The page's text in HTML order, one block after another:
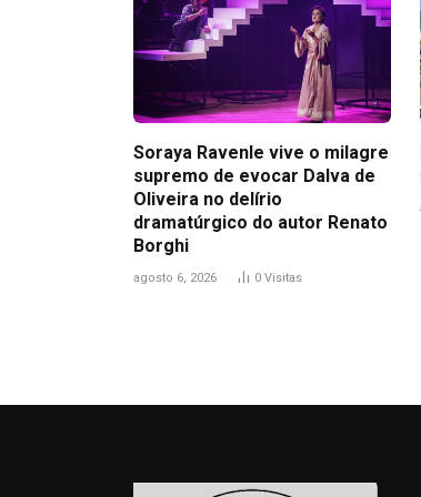
Soraya Ravenle vive o milagre
supremo de evocar Dalva de
Oliveira no delírio
dramatúrgico do autor Renato
Borghi
agosto 6, 2026 0 Visitas